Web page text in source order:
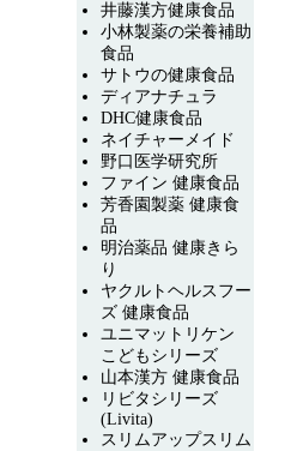
井藤漢方健康食品
小林製薬の栄養補助
食品
サトウの健康食品
ディアナチュラ
DHC健康食品
ネイチャーメイド
野口医学研究所
ファイン 健康食品
芳香園製薬 健康食
品
明治薬品 健康きら
り
ヤクルトヘルスフー
ズ 健康食品
ユニマットリケン
こどもシリーズ
山本漢方 健康食品
リビタシリーズ
(Livita)
スリムアップスリム